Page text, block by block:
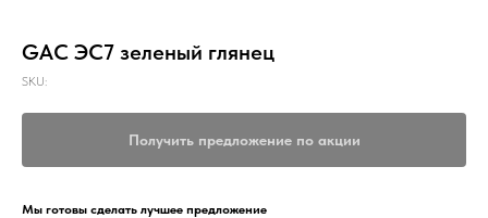
GAC ЭС7 зеленый глянец
SKU:
Получить предложение по акции
Мы готовы сделать лучшее предложение